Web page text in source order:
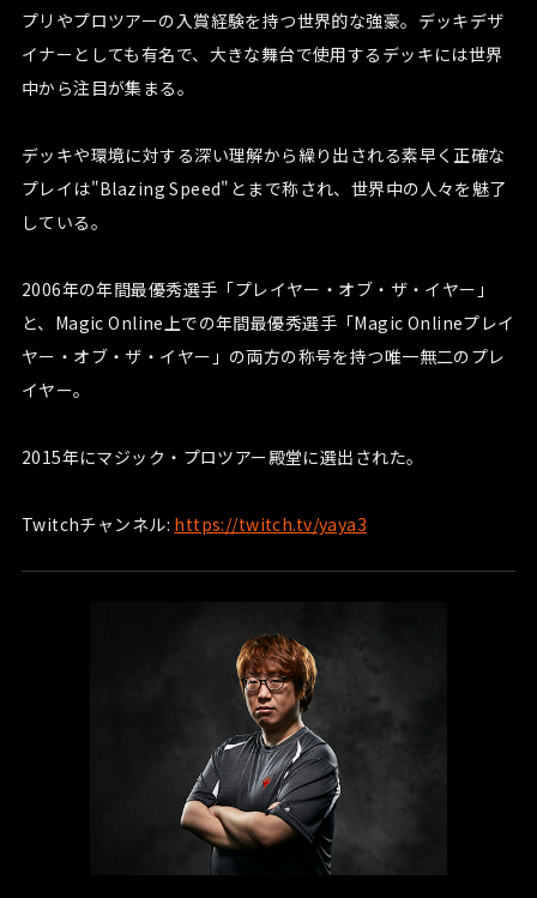
プリやプロツアーの入賞経験を持つ世界的な強豪。デッキデザ
イナーとしても有名で、大きな舞台で使用するデッキには世界
中から注目が集まる。
デッキや環境に対する深い理解から繰り出される素早く正確な
プレイは"Blazing Speed"とまで称され、世界中の人々を魅了
している。
2006年の年間最優秀選手「プレイヤー・オブ・ザ・イヤー」
と、Magic Online上での年間最優秀選手「Magic Onlineプレイ
ヤー・オブ・ザ・イヤー」の両方の称号を持つ唯一無二のプレ
イヤー。
2015年にマジック・プロツアー殿堂に選出された。
Twitchチャンネル: https://twitch.tv/yaya3